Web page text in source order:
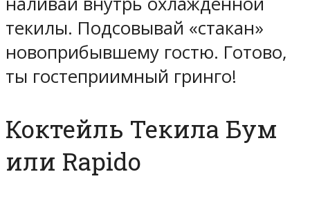
текилы. Подсовывай «стакан»
новоприбывшему гостю. Готово,
ты гостеприимный гринго!
Коктейль Текила Бум
или Rapido